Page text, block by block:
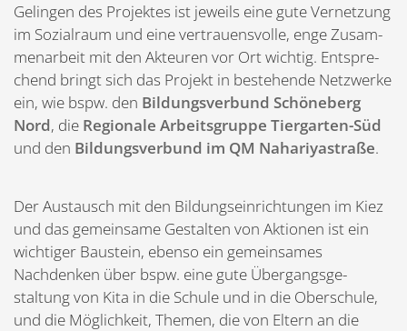
Gelingen des Projektes ist jeweils eine gute Vernetzung
im Sozialraum und eine vertrau­ens­volle, enge Zusam­
men­arbeit mit den Akteuren vor Ort wichtig. Entspre­
chend bringt sich das Projekt in bestehende Netzwerke
ein, wie bspw. den Bildungs­verbund Schöneberg
Nord, die Regionale Arbeits­gruppe Tiergarten-Süd
und den Bildungs­verbund im QM Nahari­ya­straße.
Der Austausch mit den Bildungs­ein­rich­tungen im Kiez
und das gemeinsame Gestalten von Aktionen ist ein
wichtiger Baustein, ebenso ein gemein­sames
Nachdenken über bspw. eine gute Übergangs­ge­
staltung von Kita in die Schule und in die Oberschule,
und die Möglichkeit, Themen, die von Eltern an die